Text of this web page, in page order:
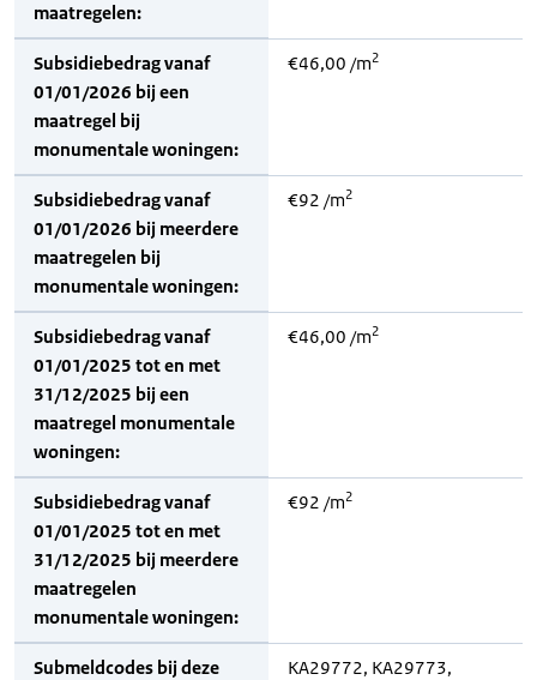
maatregelen:
Subsidiebedrag vanaf
01/01/2026 bij een
maatregel bij
monumentale woningen:
€46,00 /m2
Subsidiebedrag vanaf
01/01/2026 bij meerdere
maatregelen bij
monumentale woningen:
€92 /m2
Subsidiebedrag vanaf
01/01/2025 tot en met
31/12/2025 bij een
maatregel monumentale
woningen:
€46,00 /m2
Subsidiebedrag vanaf
01/01/2025 tot en met
31/12/2025 bij meerdere
maatregelen
monumentale woningen:
€92 /m2
Submeldcodes bij deze
KA29772, KA29773,